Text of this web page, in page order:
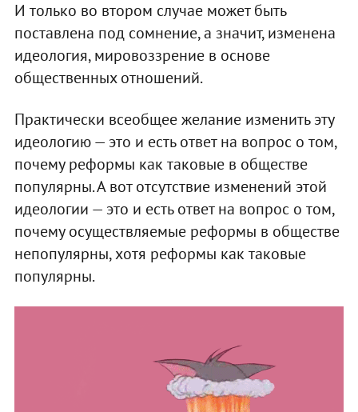
И только во втором случае может быть
поставлена под сомнение, а значит, изменена
идеология, мировоззрение в основе
общественных отношений.
Практически всеобщее желание изменить эту
идеологию — это и есть ответ на вопрос о том,
почему реформы как таковые в обществе
популярны. А вот отсутствие изменений этой
идеологии — это и есть ответ на вопрос о том,
почему осуществляемые реформы в обществе
непопулярны, хотя реформы как таковые
популярны.